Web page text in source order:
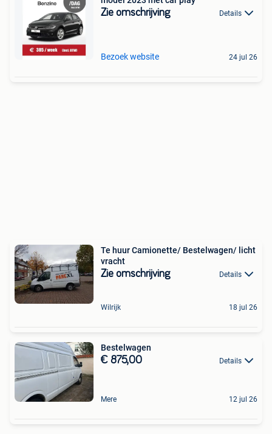
Zie omschrijving Details
Bezoek website 24 jul 26
Te huur Camionette/ Bestelwagen/ licht
vracht
Zie omschrijving Details
Wilrijk 18 jul 26
Bestelwagen
€ 875,00 Details
Mere 12 jul 26